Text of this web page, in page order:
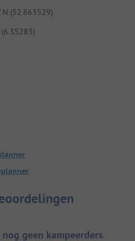
N (52.863529)
geen kampeerders